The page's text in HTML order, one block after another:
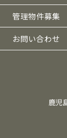
管理物件募集
お問い合わせ
鹿児